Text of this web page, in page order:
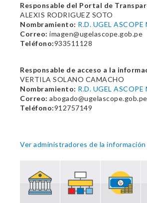
Responsable del Portal de
ALEXIS RODRIGUEZ SOTO
Nombramiento: R.D. UGEL
Correo: imagen@ugelascope.gob.pe
Teléfono:933511128
Responsable de acceso a la
VERTILA SOLANO CAMACHO
Nombramiento: R.D. UGEL
Correo: abogado@ugelascope.gob.pe
Teléfono:912757149
Ver administradores de la información